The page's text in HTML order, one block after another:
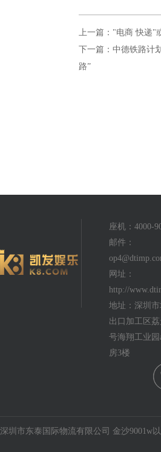
上一篇："电商 快递"
下一篇：中德铁路计
路”
座机：4000-
邮件：
网址：
http://
地址：深圳市
出口加工区
号海翔工业园
房3楼
深圳市东泰国际物流有限公司 金沙9001w